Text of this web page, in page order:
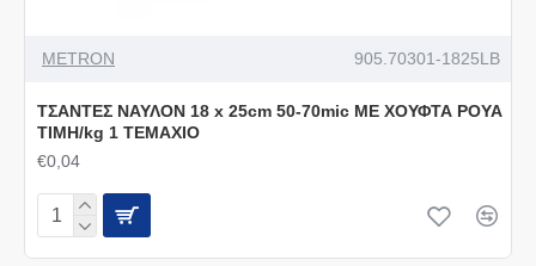
METRON 905.70301-1825LB
ΤΣΑΝΤΕΣ ΝΑΥΛΟΝ 18 x 25cm 50-70mic ΜΕ ΧΟΥΦΤΑ ΡΟΥΑ
ΤΙΜΗ/kg 1 ΤΕΜΑΧΙΟ
€0,04